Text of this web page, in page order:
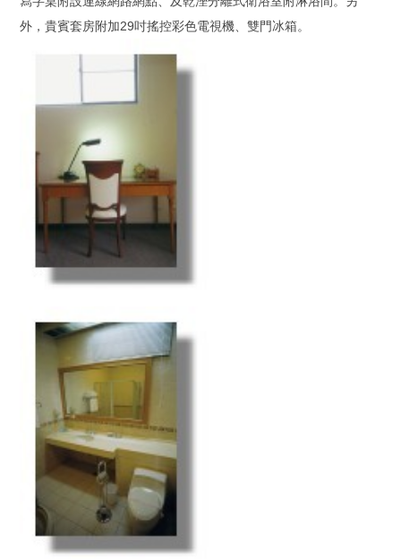
外，貴賓套房附加29吋搖控彩色電視機、雙門冰箱。